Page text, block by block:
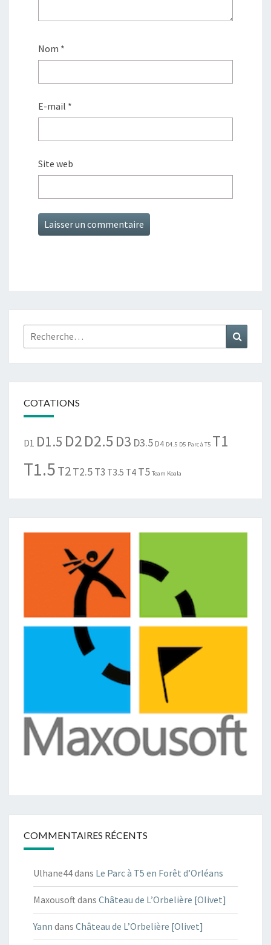
Nom *
E-mail *
Site web
Rechercher :
COTATIONS
D1 D1.5 D2D2.5 D3 D3.5 D4 D4.5 D5 Parc à T5 T1
T1.5T2T2.5T3 T3.5 T4 T5 Team Koala
COMMENTAIRES RÉCENTS
Ulhane44dans Le Parc à T5 en Forêt d’Orléans
Maxousoftdans Château de L’Orbelière [Olivet]
Yann dans Château de L’Orbelière [Olivet]